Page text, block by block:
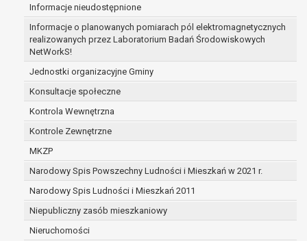
Informacje nieudostępnione
Informacje o planowanych pomiarach pól elektromagnetycznych
realizowanych przez Laboratorium Badań Środowiskowych
NetWorkS!
Jednostki organizacyjne Gminy
Konsultacje społeczne
Kontrola Wewnętrzna
Kontrole Zewnętrzne
MKZP
Narodowy Spis Powszechny Ludności i Mieszkań w 2021 r.
Narodowy Spis Ludności i Mieszkań 2011
Niepubliczny zasób mieszkaniowy
Nieruchomości
zabezpieczenia ewentualnych roszczeń, a w
przypadku wyrażenia zgody na przetwarzanie
danych po zakończeniu i rozliczeniu umowy, do
czasu wycofania tej zgody.
Ponadto w przypadku umów o dofinansowanie
dane osobowe od momentu pozyskania
przechowywane są przez okres wynikający z
umowy o dofinansowanie zawartej między
beneficjentem a określoną instytucją, trwałości
danego projektu i konieczności zachowania
dokumentacji projektu do celów kontrolnych.
W związku z przetwarzaniem przez
administratora danych osobowych przysługuje
Pani/Panu:
prawo dostępu do treści danych oraz
otrzymywania ich kopii na podstawie art. 15